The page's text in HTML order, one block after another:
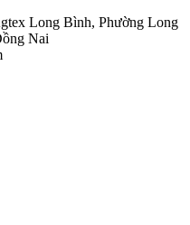
Long Bình, Phường Long
Nai